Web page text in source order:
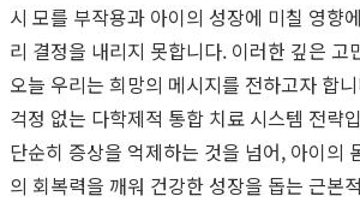
시 모를 부작용과 아이의 성장에 미칠 영향
리 결정을 내리지 못합니다. 이러한 깊은 고
오늘 우리는 희망의 메시지를 전하고자 합
걱정 없는 다학제적 통합 치료 시스템 전략
단순히 증상을 억제하는 것을 넘어, 아이의
의 회복력을 깨워 건강한 성장을 돕는 근본